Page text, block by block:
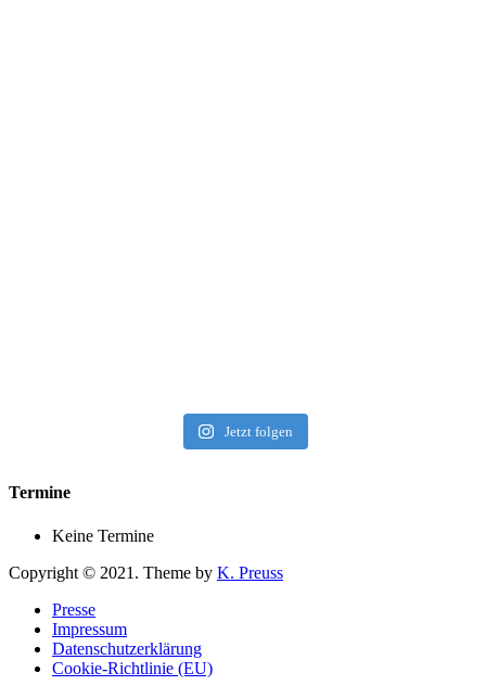
Jetzt folgen
Termine
Keine Termine
Copyright © 2021. Theme by K. Preuss
Presse
Impressum
Datenschutzerklärung
Cookie-Richtlinie (EU)